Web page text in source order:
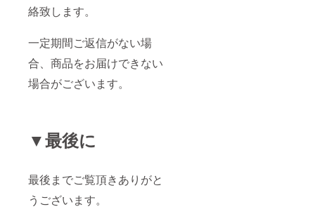
絡致します。
一定期間ご返信がない場
合、商品をお届けできない
場合がございます。
▼最後に
最後までご覧頂きありがと
うございます。